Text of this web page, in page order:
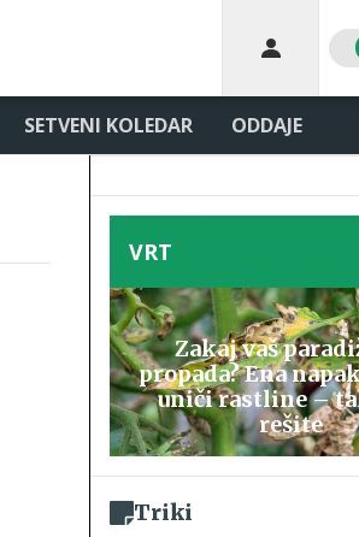
SETVENI KOLEDAR ODDAJE
VRT
Zakaj vaš
propada? Ena
uniči rastline –
rešite
Triki